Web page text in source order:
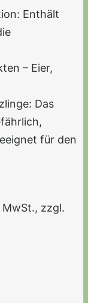
Enthält
– Eier,
Das
für den
MwSt., zzgl.